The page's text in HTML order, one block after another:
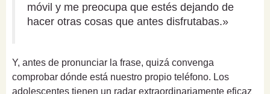
móvil y me preocupa que estés dejando de
hacer otras cosas que antes disfrutabas.»
Y, antes de pronunciar la frase, quizá convenga
comprobar dónde está nuestro propio teléfono. Los
adolescentes tienen un radar extraordinariamente eficaz